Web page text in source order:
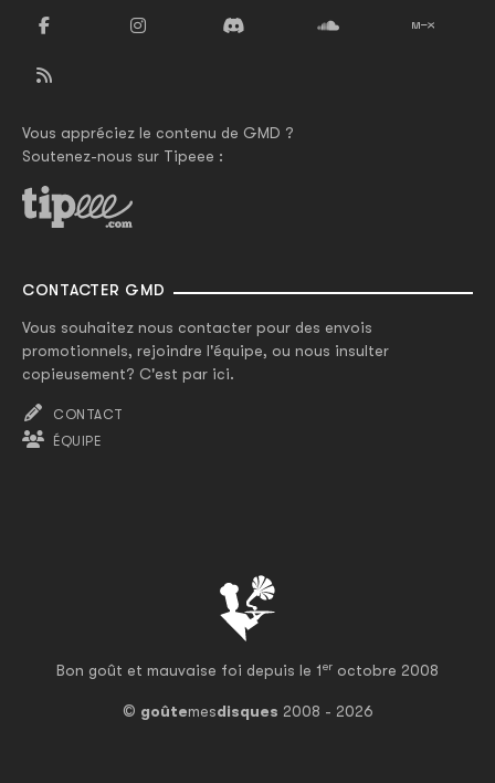
Bon goût et mauvaise foi depuis le 1er octobre 2008
© goûtemesdisques 2008 - 2026
Vous appréciez le contenu de GMD ?
Soutenez-nous sur Tipeee :
CONTACTER GMD
Vous souhaitez nous contacter pour des envois
promotionnels, rejoindre l'équipe, ou nous insulter
copieusement? C'est par ici.
CONTACT
ÉQUIPE